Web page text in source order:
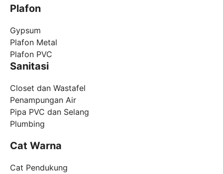
Plafon
Gypsum
Plafon Metal
Plafon PVC
Sanitasi
Closet dan Wastafel
Penampungan Air
Pipa PVC dan Selang
Plumbing
Cat Warna
Cat Pendukung